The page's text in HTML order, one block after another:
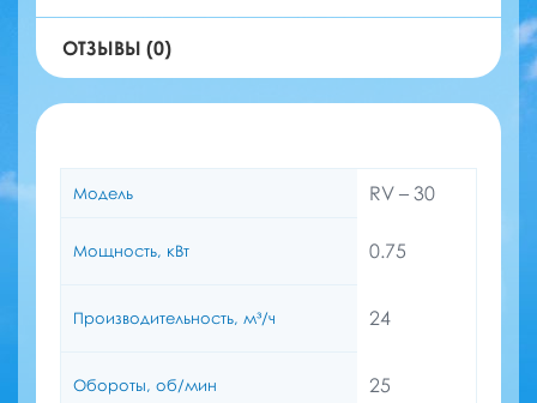
ОТЗЫВЫ (0)
Модель RV – 30
Мощность, кВт 0.75
Производительность, м³/ч 24
Обороты, об/мин 25